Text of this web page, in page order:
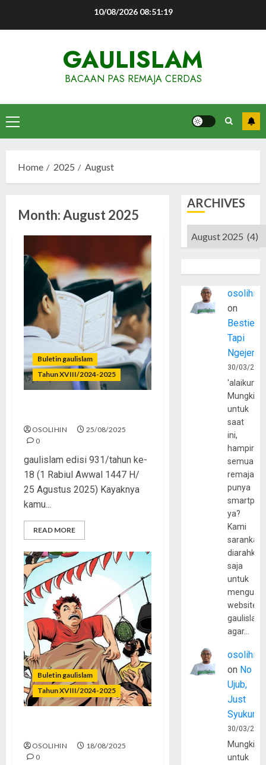
10/08/2026 08:51:20
GAULISLAM
BACAAN PAS REMAJA CERDAS
Primary
Menu
Home 2025 August
Month:August 2025
Buletin gaulislam
Tahun XVIII/2024-2025
OSOLIHIN
25/08/2025
0
gaulislam edisi 931/tahun ke-
18 (1 Rabiul Awwal 1447 H/
25 Agustus 2025) Kayaknya
kamu...
READ MORE
Buletin gaulislam
Tahun XVIII/2024-2025
OSOLIHIN
18/08/2025
0
ARCHIVES
Archives
osolihin
on
Bestie
Tapi
30/03/
Mungkin
untuk
saat
ini,
hampir
semua
remaja
punya
ya?
Kami
sarankan,
diarahkan
saja
untuk
website
agar…
osolihin
on No
Ujub,
Just
Syukur
30/03/
Mungkin
untuk